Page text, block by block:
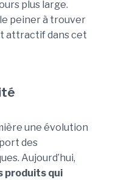
plus large.
peiner à trouver
attractif dans cet
une évolution
des
Aujourd’hui,
produits qui